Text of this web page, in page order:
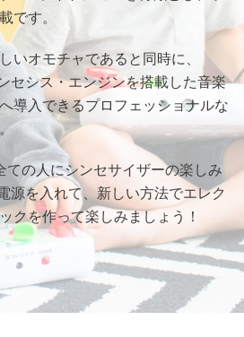
です。
いオモチャであると同時に、
セシス・エンジンを搭載した音楽
導入できるプロフェッショナルな
全ての人にシンセサイザーの楽しみ
源を入れて、新しい方法でエレク
クを作って楽しみましょう！